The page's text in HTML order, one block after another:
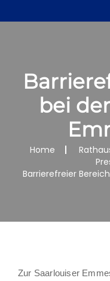
bei
Home
Barrierefreier
Zur Saarlouiser